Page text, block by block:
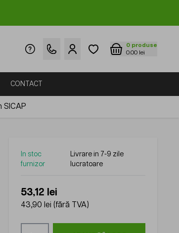
0 produse
0.00 lei
CONTACT
SICAP
In stoc
furnizor
Livrare in 7-9 zile
lucratoare
53,12 lei
43,90 lei (fără TVA)